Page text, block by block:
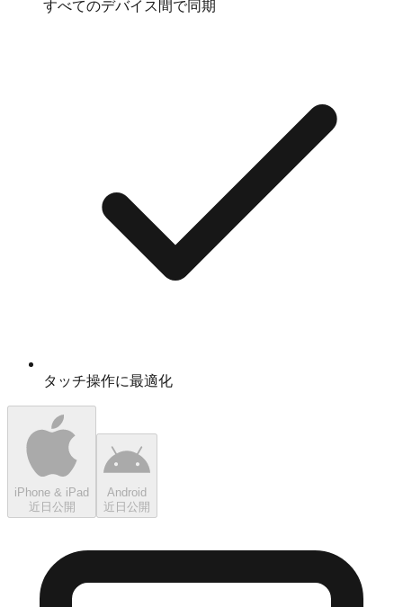
すべてのデバイス間で同期
タッチ操作に最適化
iPhone & iPad
近日公開
Android
近日公開